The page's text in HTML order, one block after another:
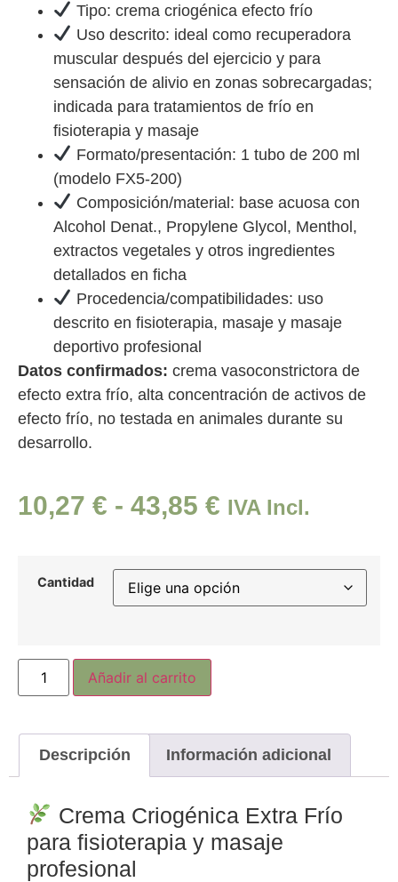
Tipo: crema criogénica efecto frío
Uso descrito: ideal como recuperadora
muscular después del ejercicio y para
sensación de alivio en zonas sobrecargadas;
indicada para tratamientos de frío en
fisioterapia y masaje
Formato/presentación: 1 tubo de 200 ml
(modelo FX5-200)
Composición/material: base acuosa con
Alcohol Denat., Propylene Glycol, Menthol,
extractos vegetales y otros ingredientes
detallados en ficha
Procedencia/compatibilidades: uso
descrito en fisioterapia, masaje y masaje
deportivo profesional
Datos confirmados: crema vasoconstrictora de
efecto extra frío, alta concentración de activos de
efecto frío, no testada en animales durante su
desarrollo.
10,27 € - 43,85 € IVA Incl.
Cantidad
Añadir al carrito
Descripción Información adicional
Crema Criogénica Extra Frío
para fisioterapia y masaje
profesional